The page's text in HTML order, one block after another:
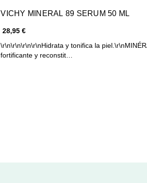
VICHY MINERAL 89 SERUM 50 ML
28,95 €
\r\n\r\n\r\n\r\nHidrata y tonifica la
fortificante y reconstit…